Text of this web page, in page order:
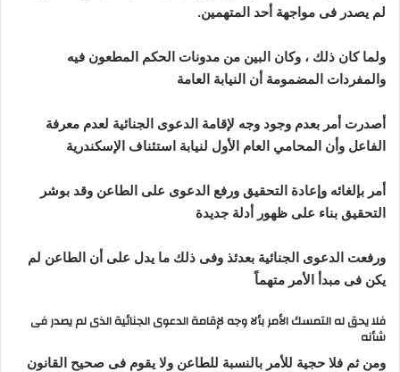
لم يصدر فى مواجهة أحد المتهمين.
ولما كان ذلك ، وكان البين من مدونات الحكم المطعون فيه
والمفردات المضمومة أن النيابة العامة
أصدرت أمر بعدم وجود وجه لإقامة الدعوى الجنائية لعدم معرفة
الفاعل وأن المحامي العام الأول لنيابة استئناف الإسكندرية
أمر بإلغائه وإعادة التحقيق ورفع الدعوى على الطاعن وقد بوشر
التحقيق بناء على ظهور أدلة جديدة
ورفعت الدعوى الجنائية بعدئذ وفى ذلك ما يدل على أن الطاعن لم
يكن فى مبدأ الأمر متهماً
فلا يحق له التمسك الأمر بألا وجه لإقامة الدعوى الجنائية الذى لم يصدر فى
شأنه
ومن ثم فلا حجية للأمر بالنسبة للطاعن ولا يقوم فى صحيح القانون